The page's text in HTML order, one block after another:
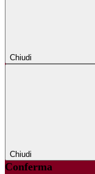
Chiudi
Chiudi
Conferma